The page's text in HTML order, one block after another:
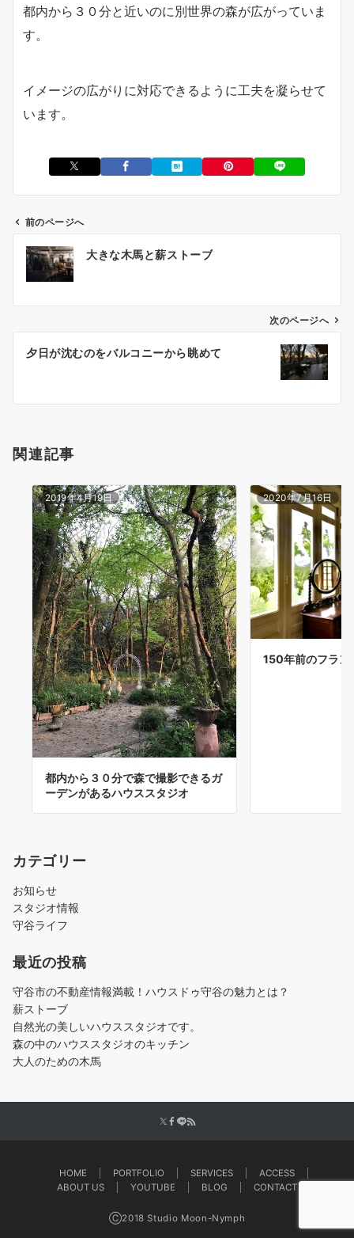
都内から３０分と近いのに別世界の森が広がっていま
す。
イメージの広がりに対応できるように工夫を凝らせて
います。
ビ
ン
前のページへ
大きな木馬と薪ストーブ
次のページへ
夕日が沈むのをバルコニーから眺めて
関連記事
2019年4月19日
都内から３０分で森で撮影できるガ
ーデンがあるハウススタジオ
2020年7月16日
150年前のフラン
カテゴリー
お知らせ
スタジオ情報
守谷ライフ
最近の投稿
守谷市の不動産情報満載！ハウスドゥ守谷の魅力とは？
薪ストーブ
自然光の美しいハウススタジオです。
森の中のハウススタジオのキッチン
大人のための木馬
HOME PORTFOLIO SERVICES
ACCESS
ABOUT US
YOUTUBE BLOG CONTACT
Ⓒ2018 Studio Moon-Nymph